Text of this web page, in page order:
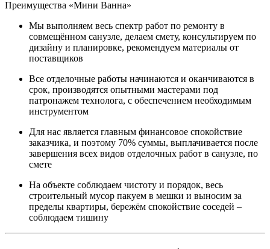
Преимущества «Мини Ванна»
Мы выполняем весь спектр работ по ремонту в
совмещённом санузле, делаем смету, консультируем по
дизайну и планировке, рекомендуем материалы от
поставщиков
Все отделочные работы начинаются и оканчиваются в
срок, производятся опытными мастерами под
патронажем технолога, с обеспечением необходимым
инструментом
Для нас является главным финансовое спокойствие
заказчика, и поэтому 70% суммы, выплачивается после
завершения всех видов отделочных работ в санузле, по
смете
На объекте соблюдаем чистоту и порядок, весь
строительный мусор пакуем в мешки и выносим за
пределы квартиры, бережём спокойствие соседей –
соблюдаем тишину